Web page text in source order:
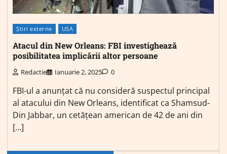
Știri externe USA
Atacul din New Orleans: FBI investighează
posibilitatea implicării altor persoane
Redactie Ianuarie 2, 2025 0
FBI-ul a anunțat că nu consideră suspectul principal
al atacului din New Orleans, identificat ca Shamsud-
Din Jabbar, un cetățean american de 42 de ani din
[…]